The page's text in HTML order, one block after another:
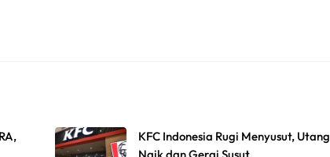
KFC Indonesia Rugi Menyusut, Utang